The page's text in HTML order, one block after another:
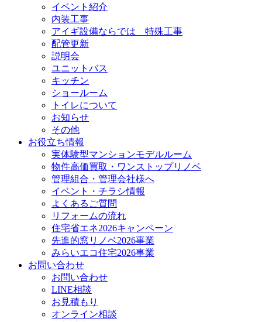
イベント紹介
内装工事
アイギ設備ならでは 特殊工事
配管更新
説明会
ユニットバス
キッチン
ショールーム
トイレについて
お知らせ
その他
お役立ち情報
実体験型マンションモデルルーム
物件高価買取・ワンストップリノベ
管理組合・管理会社様へ
イベント・チラシ情報
よくあるご質問
リフォームの流れ
住宅省エネ2026キャンペーン
先進的窓リノベ2026事業
みらいエコ住宅2026事業
お問い合わせ
お問い合わせ
LINE相談
お見積もり
オンライン相談